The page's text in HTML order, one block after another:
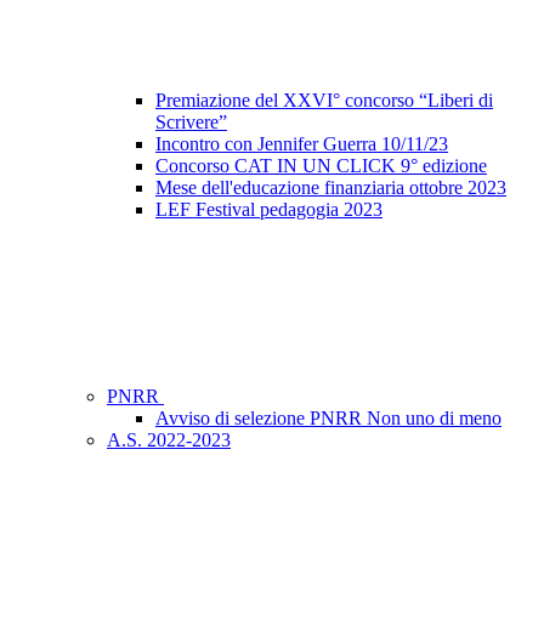
Premiazione del XXVI° concorso “Liberi di
Scrivere”
Incontro con Jennifer Guerra 10/11/23
Concorso CAT IN UN CLICK 9° edizione
Mese dell'educazione finanziaria ottobre 2023
LEF Festival pedagogia 2023
PNRR
Avviso di selezione PNRR Non uno di meno
A.S. 2022-2023